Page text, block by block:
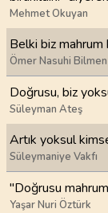
Mehmet Okuyan
Belki biz
Ömer Nasuhi Bilmen
Doğrusu, biz
Süleyman Ateş
Artık yoksul
Süleymaniye Vakfı
"Doğrusu mahrum
Yaşar Nuri Öztürk